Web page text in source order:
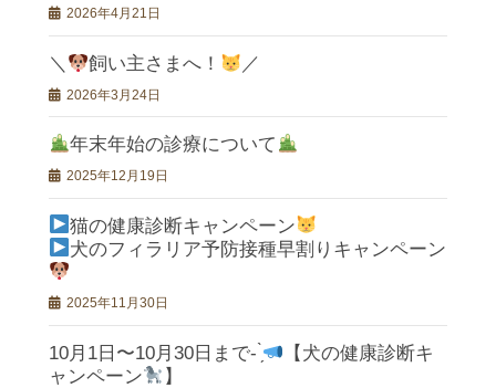
2026年4月21日
＼ 飼い主さまへ！ ／
2026年3月24日
年末年始の診療について
2025年12月19日
猫の健康診断キャンペーン
犬のフィラリア予防接種早割りキャンペーン
2025年11月30日
10月1日〜10月30日まで- ̗̀
【犬の健康診断キ
ャンペーン
】